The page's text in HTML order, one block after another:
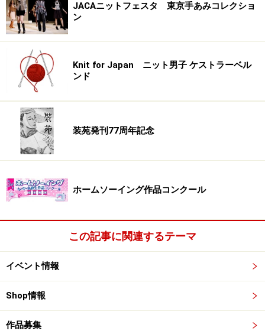
せられています。
しかし、私の目標の7,150枚の73％にしか達していませ
ん。
ギネスブックに登録されている最大のブランケットが
286平方メートル。
そのサイズを凌駕するには7,150枚以上が必要で、なお支
援の継続を呼びかけているところです」
デュッセルドルフ大学の日本語学科を卒業したベルンド
彼に課せられた任務だった。
2年後、アメリカの家具メーカー・ハーマンミラーの日
編み物とともにもう一つの趣味である「オートバイク」
した。
JACAニットフェスタ 東京手あみコレクショ
ン
Knit for Japan ニット男子 ケストラーベル
ンド
装苑発刊77周年記念
ホームソーイング作品コンクール
この記事に関連するテーマ
イベント情報
Shop情報
作品募集